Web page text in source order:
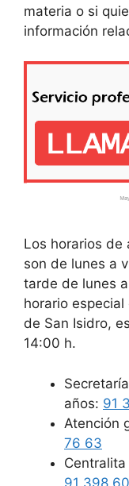
materia o si
información
Los horarios de
son de lunes a
tarde de lunes
horario
de San Isidro,
14:00 h.
años: 91
Atención
76 63
91 398